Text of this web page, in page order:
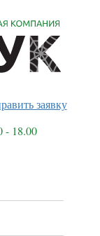
заявку
- 18.00